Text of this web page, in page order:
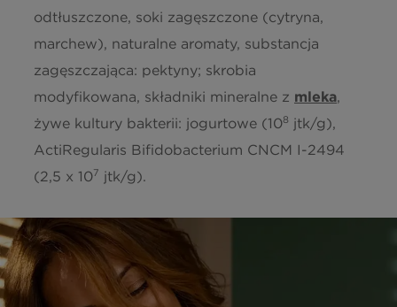
odtłuszczone, soki zagęszczone (cytryna,
marchew), naturalne aromaty, substancja
zagęszczająca: pektyny; skrobia
modyfikowana, składniki mineralne z mleka,
żywe kultury bakterii: jogurtowe (108 jtk/g),
ActiRegularis Bifidobacterium CNCM I-2494
(2,5 x 107 jtk/g).